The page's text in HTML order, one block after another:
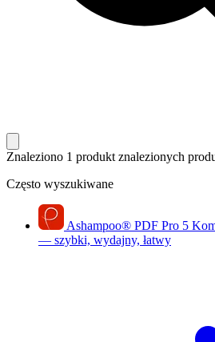
Znaleziono 1 produkt znalezionych
Często wyszukiwane
Ashampoo® PDF Pro 5
— szybki, wydajny, łatwy